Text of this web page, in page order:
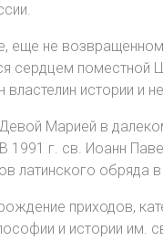
еще не
сердцем
властелин истории
Марией в
1991 г. св. Иоанн
латинского обряда
приходов,
и истории